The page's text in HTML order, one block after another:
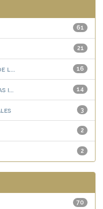
61
21
16
l...
14
i...
3
2
2
70